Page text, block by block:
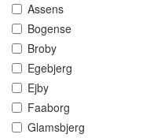
Assens
Bogense
Broby
Egebjerg
Ejby
Faaborg
Glamsbjerg